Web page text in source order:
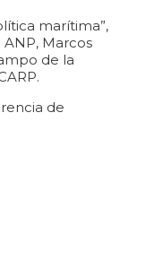
marítima”,
Marcos
de la
de